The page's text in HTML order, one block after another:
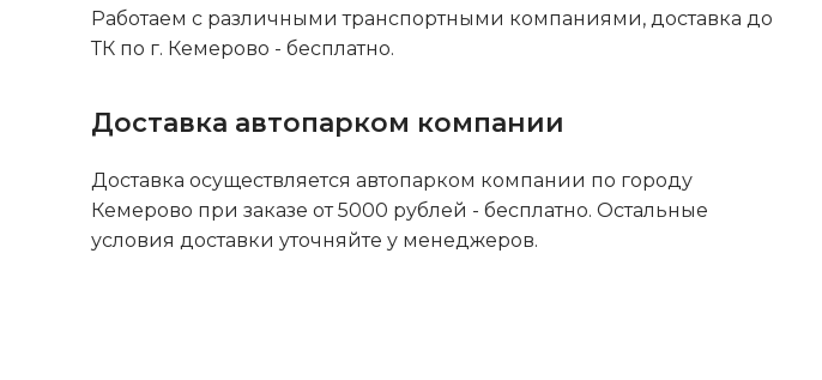
Работаем с различными транспортными компаниями, доставка до
ТК по г. Кемерово - бесплатно.
Доставка автопарком компании
Доставка осуществляется автопарком компании по городу
Кемерово при заказе от 5000 рублей - бесплатно. Остальные
условия доставки уточняйте у менеджеров.